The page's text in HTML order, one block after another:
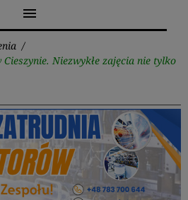
menu
/
Niezwykłe zajęcia nie tylko